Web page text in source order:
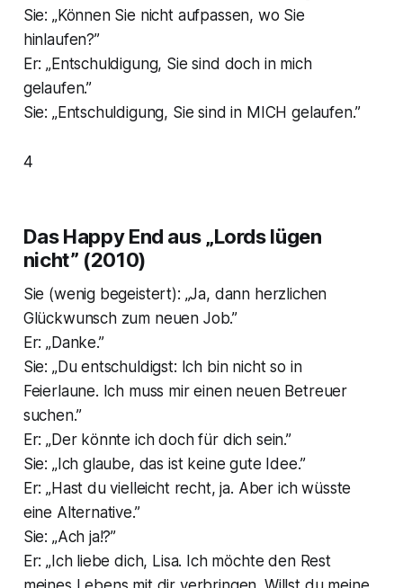
Sie: „Können Sie nicht aufpassen, wo Sie
hinlaufen?”
Er: „Entschuldigung, Sie sind doch in mich
gelaufen.”
Sie: „Entschuldigung, Sie sind in MICH gelaufen.”
4
Das Happy End aus „Lords lügen
nicht” (2010)
Sie (wenig begeistert): „Ja, dann herzlichen
Glückwunsch zum neuen Job.”
Er: „Danke.”
Sie: „Du entschuldigst: Ich bin nicht so in
Feierlaune. Ich muss mir einen neuen Betreuer
suchen.”
Er: „Der könnte ich doch für dich sein.”
Sie: „Ich glaube, das ist keine gute Idee.”
Er: „Hast du vielleicht recht, ja. Aber ich wüsste
eine Alternative.”
Sie: „Ach ja!?”
Er: „Ich liebe dich, Lisa. Ich möchte den Rest